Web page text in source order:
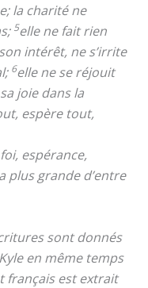
la charité ne
5elle ne fait rien
intérêt, ne s’irrite
6elle ne se réjouit
joie dans la
espère tout,
espérance,
plus grande d’entre
sont donnés
en même temps
français est extrait